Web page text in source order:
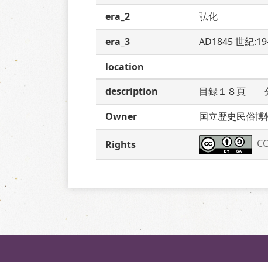
era_2
弘化
era_3
AD1845 世紀
location
description
目録１８頁　
Owner
国立歴史民俗博
Rights